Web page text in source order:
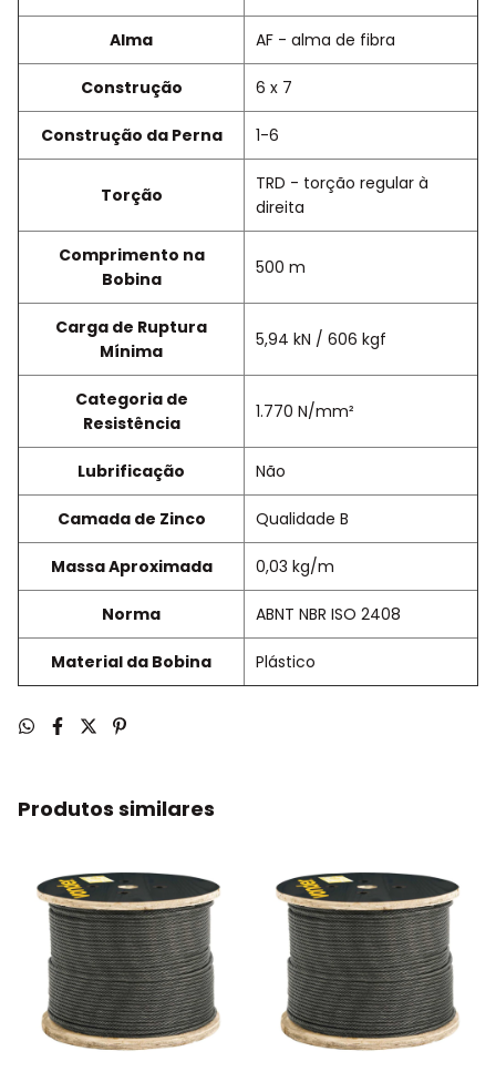
Alma AF - alma de fibra
Construção 6 x 7
Construção da Perna 1-6
Torção
TRD - torção regular à
direita
Comprimento na
Bobina
500 m
Carga de Ruptura
Mínima
5,94 kN / 606 kgf
Categoria de
Resistência
1.770 N/mm²
Lubrificação Não
Camada de Zinco Qualidade B
Massa Aproximada 0,03 kg/m
Norma ABNT NBR ISO 2408
Material da Bobina Plástico
Produtos similares